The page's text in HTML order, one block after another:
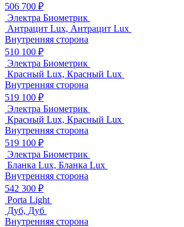
506 700 ₽
Электра Биометрик
Антрацит Lux, Антрацит Lux
Внутренняя сторона
510 100 ₽
Электра Биометрик
Красный Lux, Красный Lux
Внутренняя сторона
519 100 ₽
Электра Биометрик
Красный Lux, Красный Lux
Внутренняя сторона
519 100 ₽
Электра Биометрик
Бланка Lux, Бланка Lux
Внутренняя сторона
542 300 ₽
Porta Light
Дуб, Дуб
Внутренняя сторона